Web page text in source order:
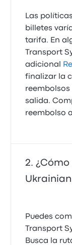
Las
billetes
tarifa. En
Transport
adicional
finalizar la
salida.
reembolso
Puedes
Transport
Busca la